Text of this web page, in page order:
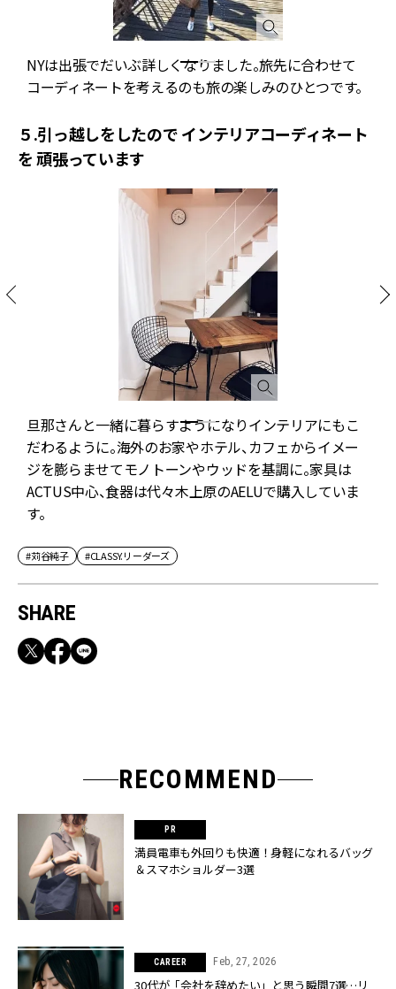
NYは出張でだいぶ詳しくなりました。旅先に合わせて
コーディネートを考えるのも旅の楽しみのひとつです。
５.引っ越しをしたので インテリアコーディネート
を 頑張っています
旦那さんと一緒に暮らすようになりインテリアにもこ
だわるように。海外のお家やホテル、カフェからイメー
ジを膨らませてモノトーンやウッドを基調に。家具は
ACTUS中心、食器は代々木上原のAELUで購入していま
す。
#苅谷純子 #CLASSY.リーダーズ
SHARE
RECOMMEND
満員電車も外回りも快適！身軽になれるバッグ
＆スマホショルダー3選
CAREER Feb, 27, 2026
30代が「会社を辞めたい」と思う瞬間7選…リ